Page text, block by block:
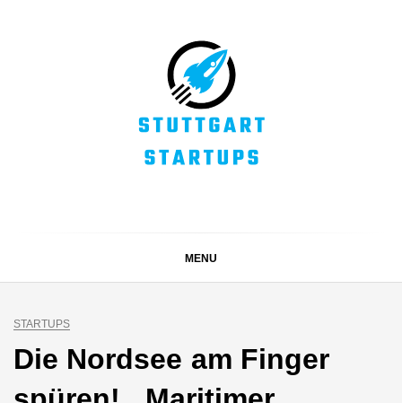
MENU
STARTUPS
Die Nordsee am Finger